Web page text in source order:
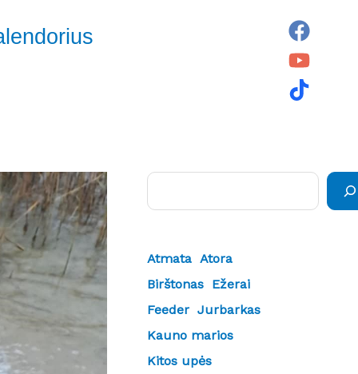
Atmata Atora
Birštonas Ežerai
Feeder Jurbarkas
Kauno marios
Kitos upės